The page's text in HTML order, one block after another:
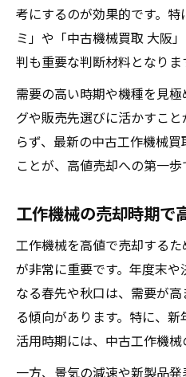
考にするのが効果的です。特
ミ」や「中古機械買取 大阪
判も重要な判断材料となりま
需要の高い時期や機種を見
グや販売先選びに活かすこ
らず、最新の中古工作機械
ことが、高値売却への第一歩
工作機械の売却時期で
工作機械を高値で売却する
が非常に重要です。年度末
なる春先や秋口は、需要が
る傾向があります。特に、
活用時期には、中古工作機械
一方、景気の減速や新製品